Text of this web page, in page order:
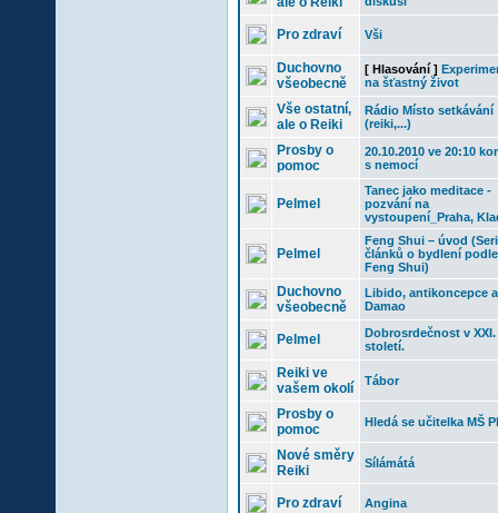
Pro zdraví Vši
Duchovno
všeobecně
[ Hlasování ]
na šťastný život
Vše ostatní,
ale o Reiki
Rádio Místo setkávání
(reiki,...)
Prosby o
pomoc
20.10.2010 ve 20:10
s nemocí
Pelmel
Tanec jako meditace -
pozvání na
vystoupení_Praha,
Pelmel
Feng Shui – úvod
článků o bydlení podle
Feng Shui)
Duchovno
všeobecně
Libido, antikoncepce a
Damao
Pelmel
Dobrosrdečnost v XXI.
století.
Reiki ve
vašem okolí
Tábor
Prosby o
pomoc
Hledá se učitelka MŠ
Nové směry
Reiki
Sílámátá
Pro zdraví Angina